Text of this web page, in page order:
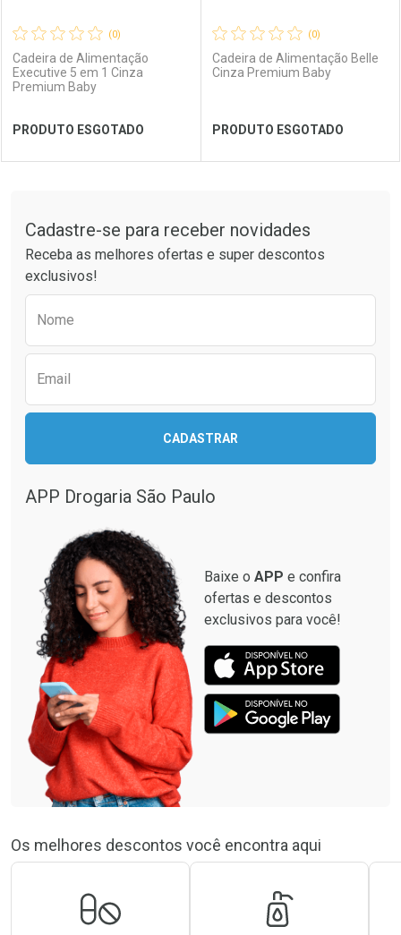
Ver Desconto Convênio Ver Desconto Convênio
(0)
Cadeira de Alimentação
Executive 5 em 1 Cinza
Premium Baby
PRODUTO ESGOTADO
Laboratório
Por Menos
(0)
Cadeira de Alimentação Belle
Cinza Premium Baby
PRODUTO ESGOTADO
Laboratório
Por Menos
Cadastre-se para receber novidades
Receba as melhores ofertas e super descontos
exclusivos!
Nome
Email
CADASTRAR
APP Drogaria São Paulo
Baixe o APP e confira
ofertas e descontos
exclusivos para você!
Os melhores descontos você encontra aqui